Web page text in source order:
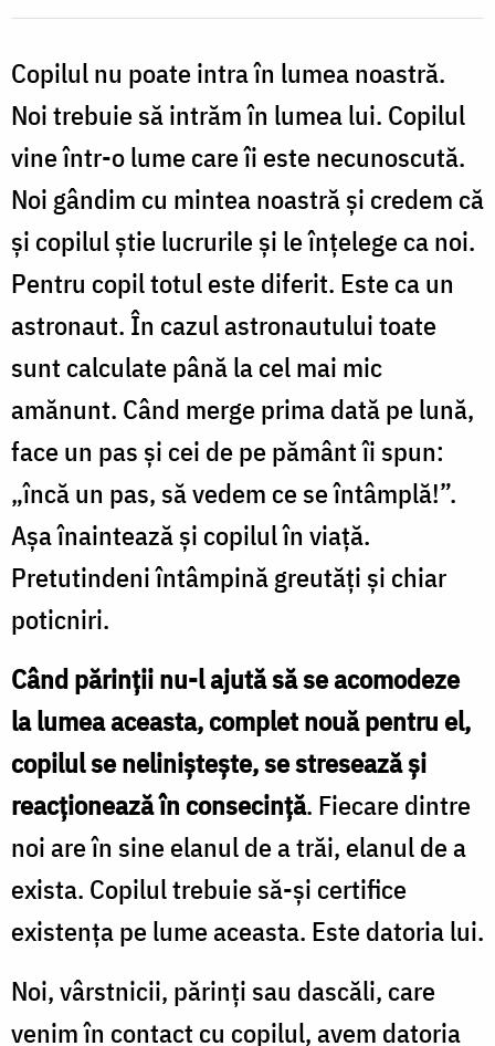
lui
Foto:
Nechifor
Copilul nu poate intra în lumea noastră.
Noi trebuie să intrăm în lumea lui. Copilul
vine într-o lume care îi este necunoscută.
Noi gândim cu mintea noastră şi credem că
şi copilul ştie lucrurile şi le înţelege ca noi.
Pentru copil totul este diferit. Este ca un
astronaut. În cazul astronautului toate
sunt calculate până la cel mai mic
amănunt. Când merge prima dată pe lună,
face un pas şi cei de pe pământ îi spun:
„încă un pas, să vedem ce se întâmplă!”.
Aşa înaintează şi copilul în viaţă.
Pretutindeni întâmpină greutăţi şi chiar
poticniri.
Când părinţii nu-l ajută să se acomodeze
la lumea aceasta, complet nouă pentru el,
copilul se nelinişteşte, se stresează şi
reacţionează în consecinţă. Fiecare dintre
noi are în sine elanul de a trăi, elanul de a
exista. Copilul trebuie să-şi certifice
existenţa pe lume aceasta. Este datoria lui.
Noi, vârstnicii, părinţi sau dascăli, care
venim în contact cu copilul, avem datoria